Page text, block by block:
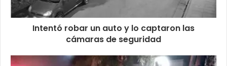
Intentó robar un auto y lo captaron las
cámaras de seguridad